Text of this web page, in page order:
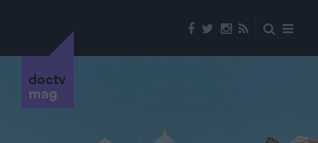
doctv
mag